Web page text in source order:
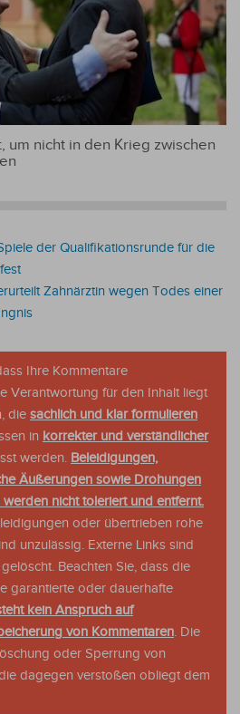
um nicht in den Krieg zwischen
der Qualifikationsrunde für die
Zahnärztin wegen Todes einer
Ihre Kommentare
Verantwortung für den Inhalt liegt
die sachlich und klar formulieren
in korrekter und verständlicher
werden. Beleidigungen,
Äußerungen sowie Drohungen
nicht toleriert und entfernt.
oder übertrieben rohe
unzulässig. Externe Links sind
Beachten Sie, dass die
garantierte oder dauerhafte
kein Anspruch auf
von Kommentaren. Die
oder Sperrung von
dagegen verstoßen obliegt dem